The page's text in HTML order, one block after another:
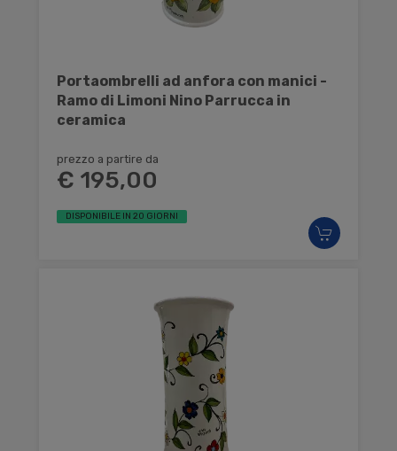
Portaombrelli ad anfora con manici -
Ramo di Limoni Nino Parrucca in
ceramica
prezzo a partire da
€ 195,00
DISPONIBILE IN 20 GIORNI